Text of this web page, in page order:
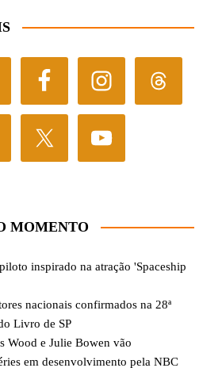
MOMENTO
inspirado na atração 'Spaceship
nacionais confirmados na 28ª
Livro de SP
Wood e Julie Bowen vão
em desenvolvimento pela NBC